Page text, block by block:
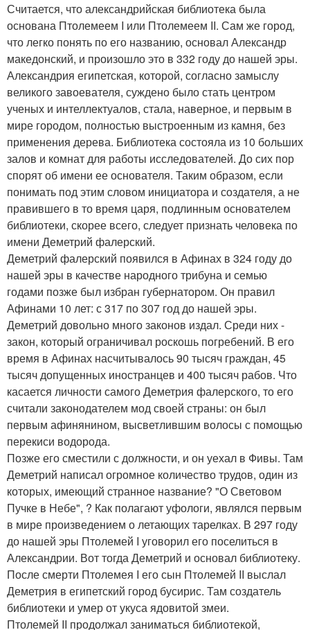
Считается, что александрийская библиотека была
основана Птолемеем I или Птолемеем II. Сам же город,
что легко понять по его названию, основал Александр
македонский, и произошло это в 332 году до нашей эры.
Александрия египетская, которой, согласно замыслу
великого завоевателя, суждено было стать центром
ученых и интеллектуалов, стала, наверное, и первым в
мире городом, полностью выстроенным из камня, без
применения дерева. Библиотека состояла из 10 больших
залов и комнат для работы исследователей. До сих пор
спорят об имени ее основателя. Таким образом, если
понимать под этим словом инициатора и создателя, а не
правившего в то время царя, подлинным основателем
библиотеки, скорее всего, следует признать человека по
имени Деметрий фалерский.
Деметрий фалерский появился в Афинах в 324 году до
нашей эры в качестве народного трибуна и семью
годами позже был избран губернатором. Он правил
Афинами 10 лет: с 317 по 307 год до нашей эры.
Деметрий довольно много законов издал. Среди них -
закон, который ограничивал роскошь погребений. В его
время в Афинах насчитывалось 90 тысяч граждан, 45
тысяч допущенных иностранцев и 400 тысяч рабов. Что
касается личности самого Деметрия фалерского, то его
считали законодателем мод своей страны: он был
первым афинянином, высветлившим волосы с помощью
перекиси водорода.
Позже его сместили с должности, и он уехал в Фивы. Там
Деметрий написал огромное количество трудов, один из
которых, имеющий странное название? "О Световом
Пучке в Небе", ? Как полагают уфологи, являлся первым
в мире произведением о летающих тарелках. В 297 году
до нашей эры Птолемей I уговорил его поселиться в
Александрии. Вот тогда Деметрий и основал библиотеку.
После смерти Птолемея I его сын Птолемей II выслал
Деметрия в египетский город бусирис. Там создатель
библиотеки и умер от укуса ядовитой змеи.
Птолемей II продолжал заниматься библиотекой,